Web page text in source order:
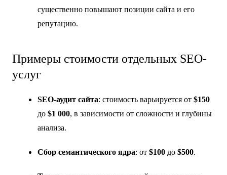
существенно повышают позиции сайта и его
репутацию.
Примеры стоимости отдельных SEO-
услуг
SEO-аудит сайта: стоимость варьируется от $150
до $1 000, в зависимости от сложности и глубины
анализа.
Сбор семантического ядра: от $100до $500.